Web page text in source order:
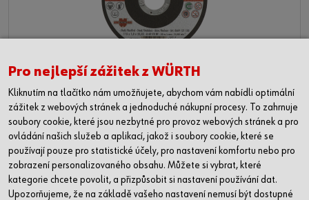
Řezný kotouč na nerezovou ocel
Vysoce výkonný standardní kotouč s vynikajícími parametry.
Pro nejlepší zážitek z WÜRTH
Kliknutím na tlačítko nám umožňujete, abychom vám nabídli optimální
zážitek z webových stránek a jednoduché nákupní procesy. To zahrnuje
soubory cookie, které jsou nezbytné pro provoz webových stránek a pro
ovládání našich služeb a aplikací, jakož i soubory cookie, které se
používají pouze pro statistické účely, pro nastavení komfortu nebo pro
zobrazení personalizovaného obsahu. Můžete si vybrat, které
kategorie chcete povolit, a přizpůsobit si nastavení používání dat.
Upozorňujeme, že na základě vašeho nastavení nemusí být dostupné